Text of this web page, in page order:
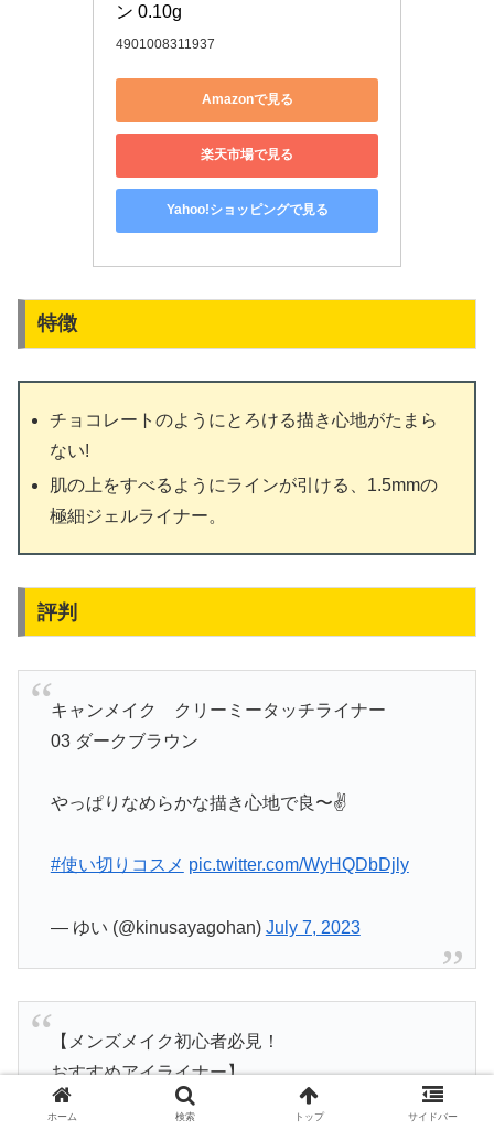
ン 0.10g
4901008311937
Amazonで見る
楽天市場で見る
Yahoo!ショッピングで見る
特徴
チョコレートのようにとろける描き心地がたまら
ない!
肌の上をすべるようにラインが引ける、1.5mmの
極細ジェルライナー。
評判
キャンメイク クリーミータッチライナー
03 ダークブラウン
やっぱりなめらかな描き心地で良〜✌️
#使い切りコスメ pic.twitter.com/WyHQDbDjly
— ゆい (@kinusayagohan) July 7, 2023
【メンズメイク初心者必見！
おすすめアイライナー】
ホーム 検索 トップ サイドバー